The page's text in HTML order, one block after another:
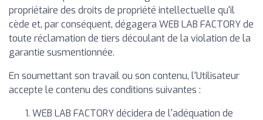
propriétaire des droits de propriété intellectuelle qu'il
cède et, par conséquent, dégagera WEB LAB FACTORY de
toute réclamation de tiers découlant de la violation de la
garantie susmentionnée.
En soumettant son travail ou son contenu, l'Utilisateur
accepte le contenu des conditions suivantes :
WEB LAB FACTORY décidera de l'adéquation de